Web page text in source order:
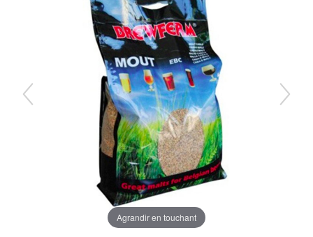
Agrandir en touchant